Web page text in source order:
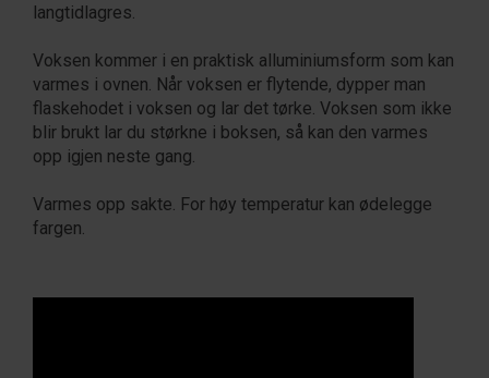
langtidlagres.
Voksen kommer i en praktisk alluminiumsform som kan
varmes i ovnen. Når voksen er flytende, dypper man
flaskehodet i voksen og lar det tørke. Voksen som ikke
blir brukt lar du størkne i boksen, så kan den varmes
opp igjen neste gang.
Varmes opp sakte. For høy temperatur kan ødelegge
fargen.